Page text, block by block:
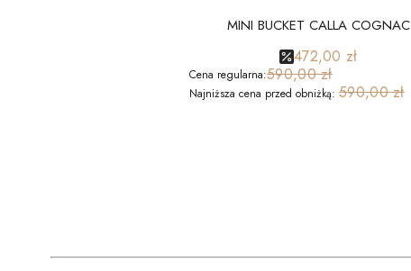
MINI BUCKET CALLA COGNAC
472,00 zł
Cena regularna:590,00 zł
Najniższa cena przed obniżką: 590,00 zł